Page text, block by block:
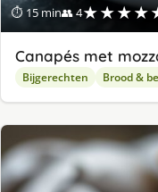
⏱ 15 min👥 4
Canapés met
Bijgerechten Brood &